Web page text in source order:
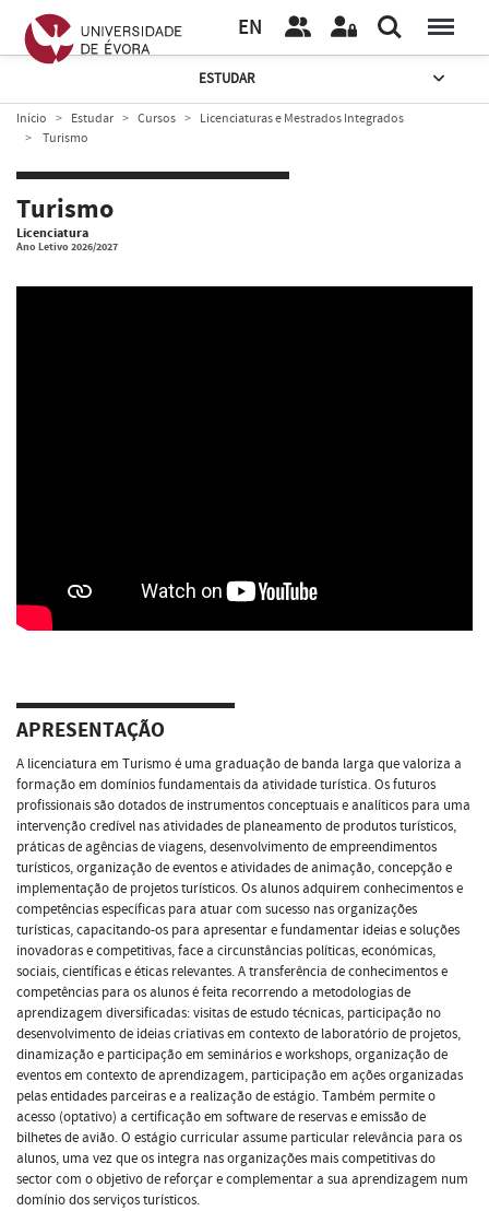
EN
ESTUDAR
Início Estudar Cursos
Licenciaturas e Mestrados Integrados
Turismo
Turismo
Licenciatura
Ano Letivo 2026/2027
APRESENTAÇÃO
A licenciatura em Turismo é uma graduação de banda larga que valoriza a
formação em domínios fundamentais da atividade turística. Os futuros
profissionais são dotados de instrumentos conceptuais e analíticos para uma
intervenção credível nas atividades de planeamento de produtos turísticos,
práticas de agências de viagens, desenvolvimento de empreendimentos
turísticos, organização de eventos e atividades de animação, concepção e
implementação de projetos turísticos. Os alunos adquirem conhecimentos e
competências específicas para atuar com sucesso nas organizações
turísticas, capacitando-os para apresentar e fundamentar ideias e soluções
inovadoras e competitivas, face a circunstâncias políticas, económicas,
sociais, científicas e éticas relevantes. A transferência de conhecimentos e
competências para os alunos é feita recorrendo a metodologias de
aprendizagem diversificadas: visitas de estudo técnicas, participação no
desenvolvimento de ideias criativas em contexto de laboratório de projetos,
dinamização e participação em seminários e workshops, organização de
eventos em contexto de aprendizagem, participação em ações organizadas
pelas entidades parceiras e a realização de estágio. Também permite o
acesso (optativo) a certificação em software de reservas e emissão de
bilhetes de avião. O estágio curricular assume particular relevância para os
alunos, uma vez que os integra nas organizações mais competitivas do
sector com o objetivo de reforçar e complementar a sua aprendizagem num
domínio dos serviços turísticos.